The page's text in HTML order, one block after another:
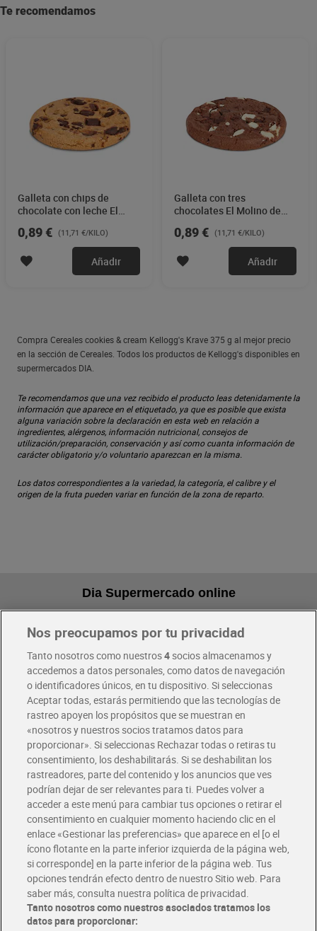
Te recomendamos
Galleta con chips de
chocolate con leche El
0,89 € (11,71 €/KILO)
Añadir
Galleta con tres
chocolates El Molino de
0,89 € (11,71 €/KILO)
Añadir
Compra Cereales cookies & cream Kellogg's Krave 375 g al mejor precio
en la sección de Cereales. Todos los productos de Kellogg's disponibles en
supermercados DIA.
Te recomendamos que una vez recibido el producto leas detenidamente la
información que aparece en el etiquetado, ya que es posible que exista
alguna variación sobre la declaración en esta web en relación a
ingredientes, alérgenos, información nutricional, consejos de
utilización/preparación, conservación y así como cuanta información de
carácter obligatorio y/o voluntario aparezcan en la misma.
Los datos correspondientes a la variedad, la categoría, el calibre y el
origen de la fruta pueden variar en función de la zona de reparto.
Dia Supermercado online
Pide hoy, recibe hoy
Envío gratis por compras superiores a 100€
Envío estandar por 4,99€
Glovo y Uber Eats
Solicita tu factura de Glovo o Uber Eats
Únete al CLUB Dia
Disfruta las ventajas y ofertas exclusivas.
Descárgate la APP Dia
Folletos y Tiendas
Descubre las mejores ofertas y busca tu tienda más cercana
Tarjeta MaX Dia
Te devuelve hasta 8€/mes de tus compras.
¡Solicita tu tarjeta de crédito aquí!
Nos preocupamos por tu privacidad
Tanto nosotros como nuestros4socios almacenamos y
accedemos a datos personales, como datos de navegación
o identificadores únicos, en tu dispositivo. Si seleccionas
Aceptar todas, estarás permitiendo que las tecnologías de
rastreo apoyen los propósitos que se muestran en
«nosotros y nuestros socios tratamos datos para
proporcionar». Si seleccionas Rechazar todas o retiras tu
consentimiento, los deshabilitarás. Si se deshabilitan los
rastreadores, parte del contenido y los anuncios que ves
podrían dejar de ser relevantes para ti. Puedes volver a
acceder a este menú para cambiar tus opciones o retirar el
consentimiento en cualquier momento haciendo clic en el
enlace «Gestionar las preferencias» que aparece en el [o el
ícono flotante en la parte inferior izquierda de la página web,
si corresponde] en la parte inferior de la página web. Tus
opciones tendrán efecto dentro de nuestro Sitio web. Para
saber más, consulta nuestra política de privacidad.
Tanto nosotros como nuestros asociados tratamos los
datos para proporcionar: